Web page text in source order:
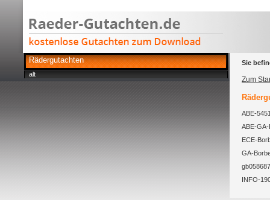
Rädergutachten
alt
Sie
Zum
ABE-
ABE-
ECE-
GA-
INFO-